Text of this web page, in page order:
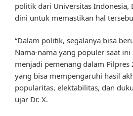
politik dari Universitas Indonesia,
dini untuk memastikan hal
“Dalam politik, segalanya bisa
Nama-nama yang populer saat
menjadi pemenang dalam
yang bisa mempengaruhi hasil
popularitas, elektabilitas, dan
ujar Dr. X.